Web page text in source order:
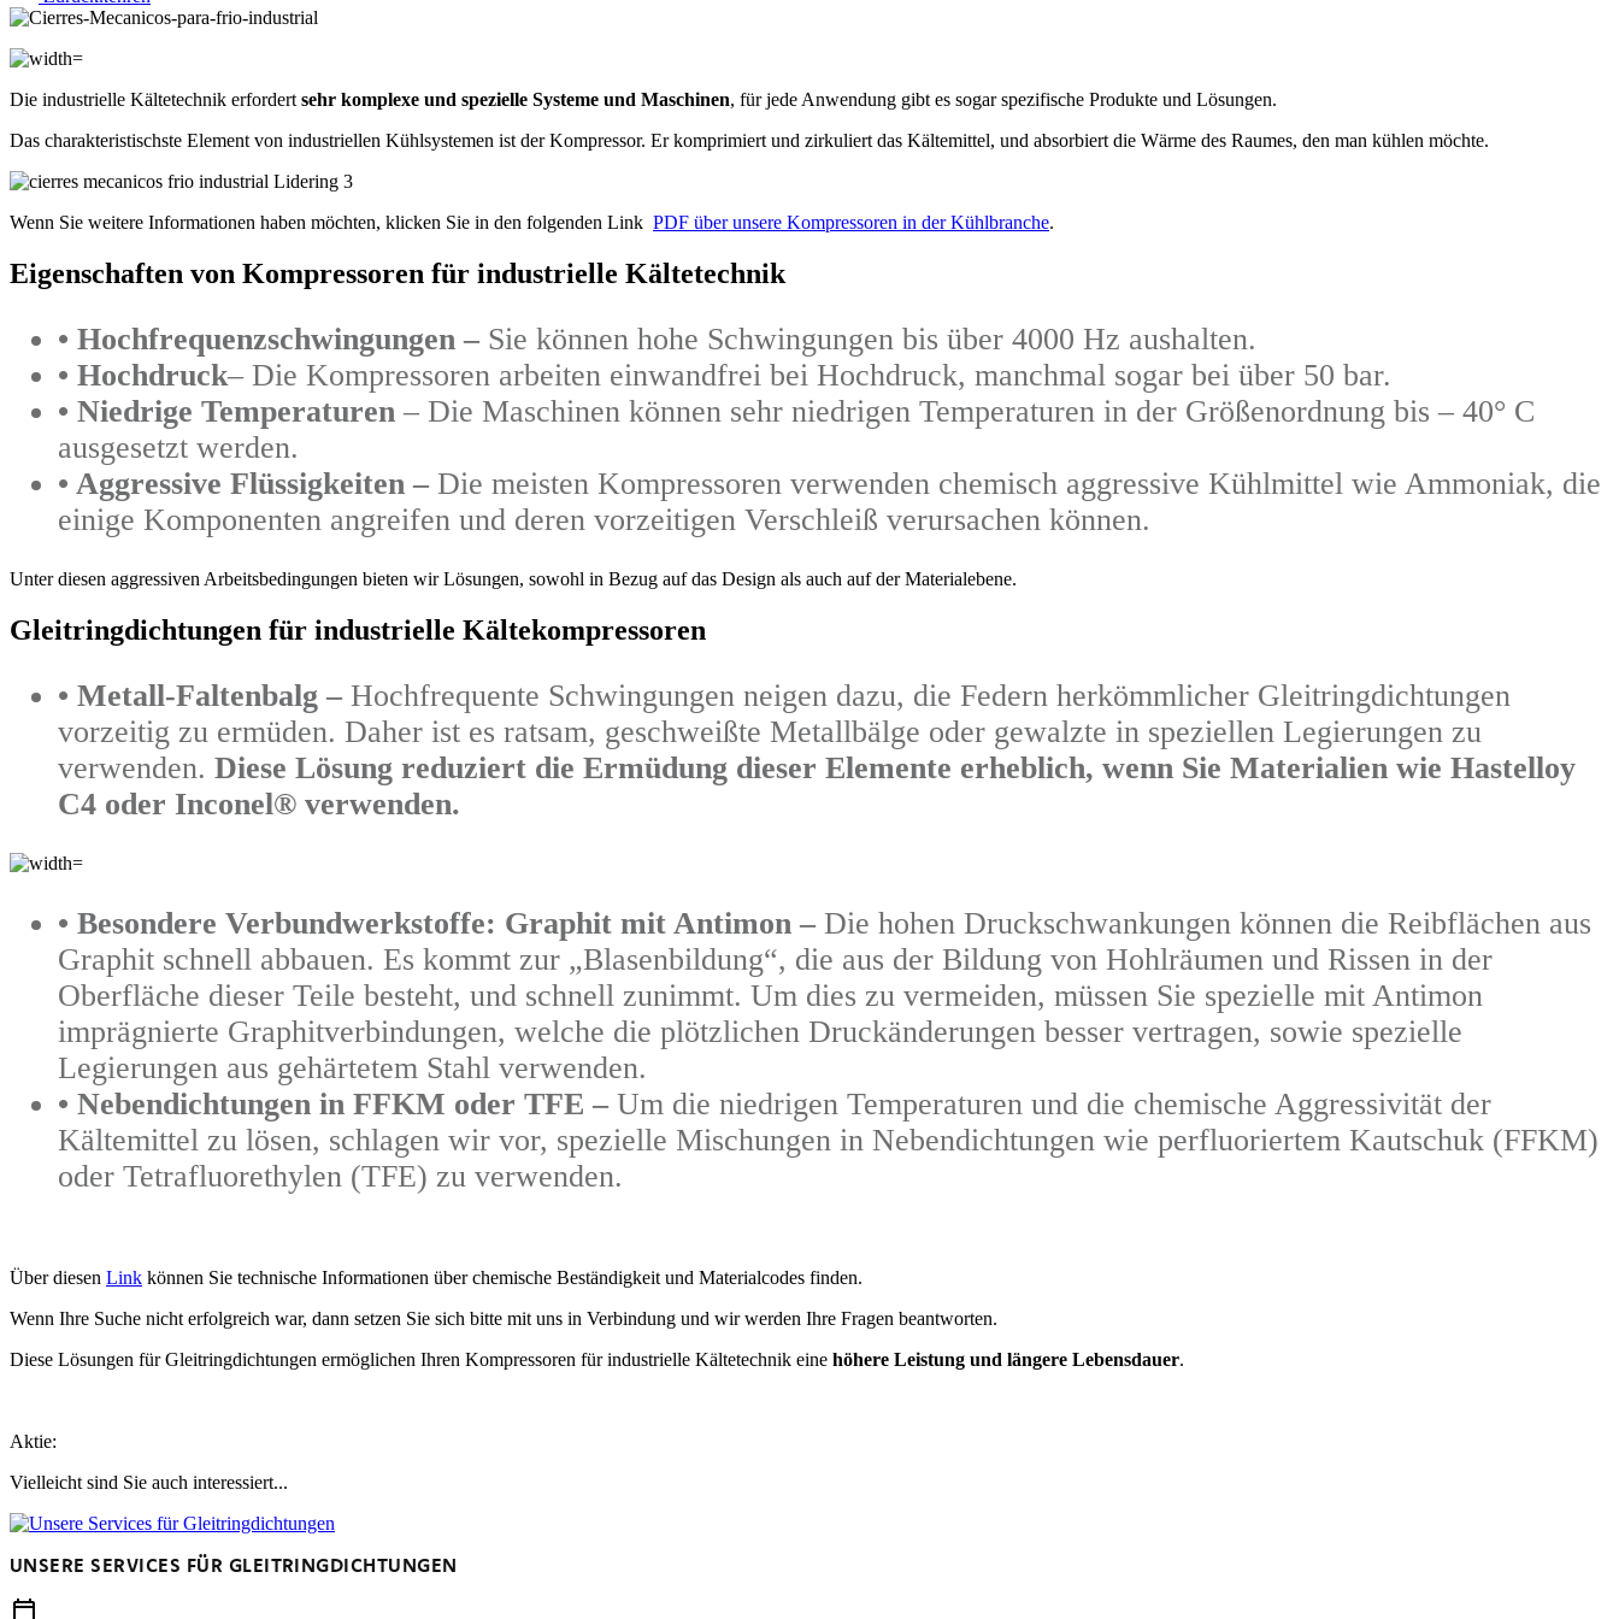
Die industrielle Kältetechnik erfordert sehr komplexe und spezielle Systeme und Maschinen, für jede Anwendung gibt es sogar spezifische Produkte und Lösungen.
Das charakteristischste Element von industriellen Kühlsystemen ist der Kompressor. Er komprimiert und zirkuliert das Kältemittel, und absorbiert die Wärme des Raumes, den man kühlen möchte.
Wenn Sie weitere Informationen haben möchten, klicken Sie in den folgenden Link PDF über unsere Kompressoren in der Kühlbranche.
Eigenschaften von Kompressoren für industrielle Kältetechnik
• Hochfrequenzschwingungen –Sie können hohe Schwingungen bis über 4000 Hz aushalten.
• Hochdruck– Die Kompressoren arbeiten einwandfrei bei Hochdruck, manchmal sogar bei über 50 bar.
• Niedrige Temperaturen – Die Maschinen können sehr niedrigen Temperaturen in der Größenordnung bis – 40° C
ausgesetzt werden.
• Aggressive Flüssigkeiten – Die meisten Kompressoren verwenden chemisch aggressive Kühlmittel wie Ammoniak, die
einige Komponenten angreifen und deren vorzeitigen Verschleiß verursachen können.
Unter diesen aggressiven Arbeitsbedingungen bieten wir Lösungen, sowohl in Bezug auf das Design als auch auf der Materialebene.
Gleitringdichtungen für industrielle Kältekompressoren
• Metall-Faltenbalg – Hochfrequente Schwingungen neigen dazu, die Federn herkömmlicher Gleitringdichtungen
vorzeitig zu ermüden. Daher ist es ratsam, geschweißte Metallbälge oder gewalzte in speziellen Legierungen zu
verwenden. Diese Lösung reduziert die Ermüdung dieser Elemente erheblich, wenn Sie Materialien wie Hastelloy
C4 oder Inconel® verwenden.
• Besondere Verbundwerkstoffe: Graphit mit Antimon – Die hohen Druckschwankungen können die Reibflächen aus
Graphit schnell abbauen. Es kommt zur „Blasenbildung“, die aus der Bildung von Hohlräumen und Rissen in der
Oberfläche dieser Teile besteht, und schnell zunimmt. Um dies zu vermeiden, müssen Sie spezielle mit Antimon
imprägnierte Graphitverbindungen, welche die plötzlichen Druckänderungen besser vertragen, sowie spezielle
Legierungen aus gehärtetem Stahl verwenden.
• Nebendichtungen in FFKM oder TFE – Um die niedrigen Temperaturen und die chemische Aggressivität der
Kältemittel zu lösen, schlagen wir vor, spezielle Mischungen in Nebendichtungen wie perfluoriertem Kautschuk (FFKM)
oder Tetrafluorethylen (TFE) zu verwenden.
Über diesen Link können Sie technische Informationen über chemische Beständigkeit und Materialcodes finden.
Wenn Ihre Suche nicht erfolgreich war, dann setzen Sie sich bitte mit uns in Verbindung und wir werden Ihre Fragen beantworten.
Diese Lösungen für Gleitringdichtungen ermöglichen Ihren Kompressoren für industrielle Kältetechnik eine höhere Leistung und längere Lebensdauer.
Aktie:
Vielleicht sind Sie auch interessiert...
UNSERE SERVICES FÜR GLEITRINGDICHTUNGEN